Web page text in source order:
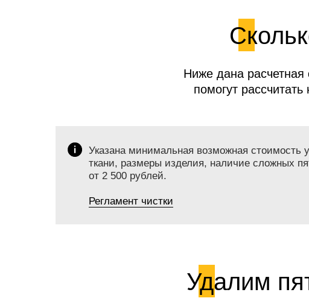
Ниже дана расчетная
помогут
Указана минимальная возможная стоимость
ткани, размеры изделия, наличие сложных
от 2 500 рублей.
Регламент чистки
Удалим